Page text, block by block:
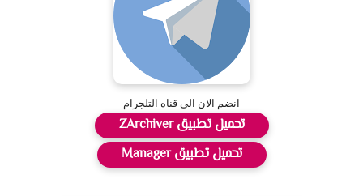
انضم الان الي قناه التلجرام
تحميل تطبيق ZArchiver
تحميل تطبيق Manager